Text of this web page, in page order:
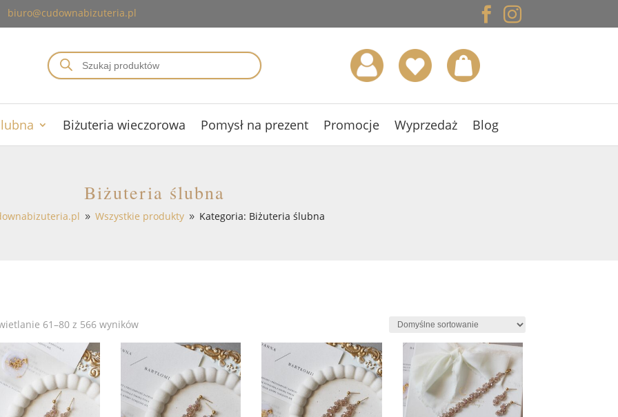
biuro@cudownabizuteria.pl 

Wyszukiwarka
produktów
Biżuteria wieczorowa Pomysł na prezent Promocje Wyprzedaż Blog
Biżuteria ślubna
9 Wszystkie produkty 9 Kategoria: Biżuteria ślubna
61–80 z 566 wyników